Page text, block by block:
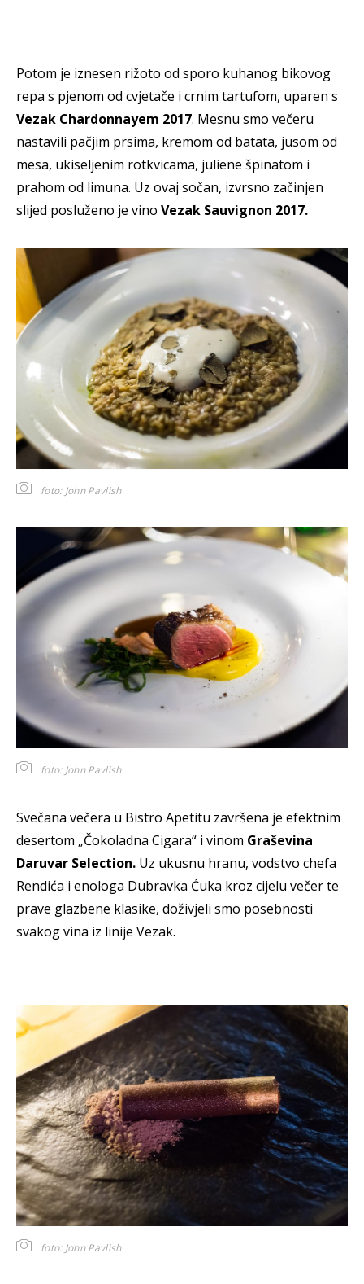
Potom je iznesen rižoto od sporo kuhanog bikovog
repa s pjenom od cvjetače i crnim tartufom, uparen s
Vezak Chardonnayem 2017. Mesnu smo večeru
nastavili pačjim prsima, kremom od batata, jusom od
mesa, ukiseljenim rotkvicama, juliene špinatom i
prahom od limuna. Uz ovaj sočan, izvrsno začinjen
slijed posluženo je vino Vezak Sauvignon 2017.
foto: John Pavlish
foto: John Pavlish
Svečana večera u Bistro Apetitu završena je efektnim
desertom „Čokoladna Cigara“ i vinom Graševina
Daruvar Selection. Uz ukusnu hranu, vodstvo chefa
Rendića i enologa Dubravka Ćuka kroz cijelu večer te
prave glazbene klasike, doživjeli smo posebnosti
svakog vina iz linije Vezak.
foto: John Pavlish